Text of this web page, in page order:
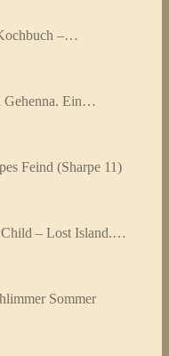
–…
Gehenna. Ein…
Feind (Sharpe 11)
– Lost Island.…
Sommer